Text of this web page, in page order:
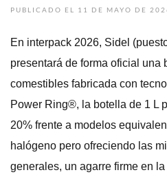
PUBLICADO EL 11 DE MAYO DE
En interpack 2026, Sidel
presentará de forma oficial una
comestibles fabricada con
Power Ring®, la botella de 1 L
20% frente a modelos
halógeno pero ofreciendo las
generales, un agarre firme en